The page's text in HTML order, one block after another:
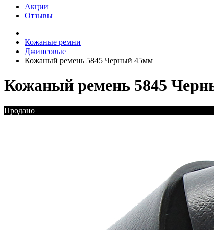
Акции
Отзывы
Кожаные ремни
Джинсовые
Кожаный ремень 5845 Черный 45мм
Кожаный ремень 5845
Продано